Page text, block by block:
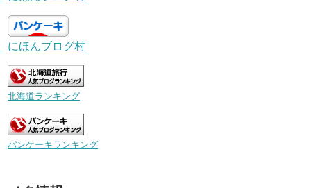
にほんブログ村
北海道ランキング
パンケーキランキング